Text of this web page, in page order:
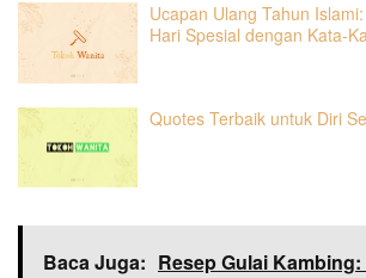
Ucapan Ulang Tahun
Hari Spesial dengan Kata-
Quotes Terbaik untuk Diri
Baca Juga: Resep Gulai